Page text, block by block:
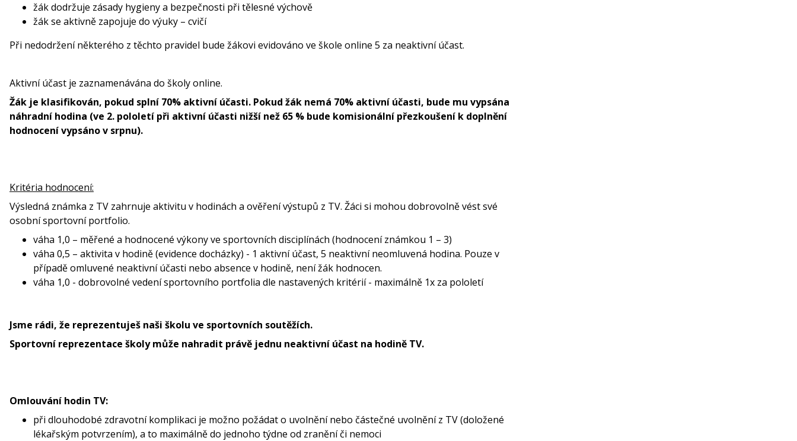
žák dodržuje zásady hygieny a bezpečnosti při tělesné výchově
žák se aktivně zapojuje do výuky – cvičí
Při nedodržení některého z těchto pravidel bude žákovi evidováno ve škole online 5 za neaktivní účast.
Aktivní účast je zaznamenávána do školy online.
Žák je klasifikován, pokud splní 70% aktivní účasti. Pokud žák nemá 70% aktivní účasti, bude mu vypsána
náhradní hodina (ve 2. pololetí při aktivní účasti nižší než 65 % bude komisionální přezkoušení k doplnění
hodnocení vypsáno v srpnu).
Kritéria hodnocení:
Výsledná známka z TV zahrnuje aktivitu v hodinách a ověření výstupů z TV. Žáci si mohou dobrovolně vést své
osobní sportovní portfolio.
váha 1,0 – měřené a hodnocené výkony ve sportovních disciplínách (hodnocení známkou 1 – 3)
váha 0,5 – aktivita v hodině (evidence docházky) - 1 aktivní účast, 5 neaktivní neomluvená hodina. Pouze v
případě omluvené neaktivní účasti nebo absence v hodině, není žák hodnocen.
váha 1,0 - dobrovolné vedení sportovního portfolia dle nastavených kritérií - maximálně 1x za pololetí
Jsme rádi, že reprezentuješ naši školu ve sportovních soutěžích.
Sportovní reprezentace školy může nahradit právě jednu neaktivní účast na hodině TV.
Omlouvání hodin TV:
při dlouhodobé zdravotní komplikaci je možno požádat o uvolnění nebo částečné uvolnění z TV (doložené
lékařským potvrzením), a to maximálně do jednoho týdne od zranění či nemoci